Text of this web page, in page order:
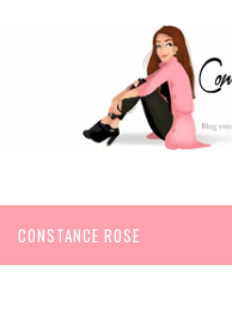
CONSTANCE ROSE